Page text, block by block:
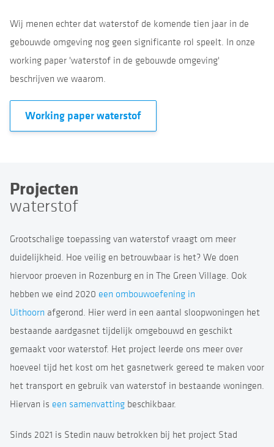
Wij menen echter dat waterstof de komende tien jaar in de
gebouwde omgeving nog geen significante rol speelt. In onze
working paper 'waterstof in de gebouwde omgeving'
beschrijven we waarom.
Working paper waterstof
Projecten
waterstof
Grootschalige toepassing van waterstof vraagt om meer
duidelijkheid. Hoe veilig en betrouwbaar is het? We doen
hiervoor proeven in Rozenburg en in The Green Village. Ook
hebben we eind 2020 een ombouwoefening in
Uithoorn afgerond. Hier werd in een aantal sloopwoningen het
bestaande aardgasnet tijdelijk omgebouwd en geschikt
gemaakt voor waterstof. Het project leerde ons meer over
hoeveel tijd het kost om het gasnetwerk gereed te maken voor
het transport en gebruik van waterstof in bestaande woningen.
Hiervan is een samenvatting beschikbaar.
Sinds 2021 is Stedin nauw betrokken bij het project Stad